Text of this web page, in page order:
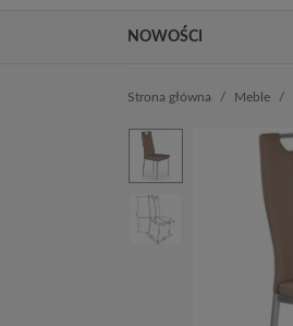
NOWOŚCI
Strona główna Meble